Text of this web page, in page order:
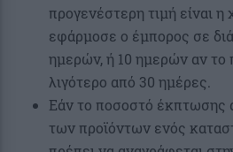
προγενέστερη τιμή είναι
εφάρμοσε ο έμπορος σε
ημερών, ή 10 ημερών αν το
λιγότερο από 30 ημέρες.
Εάν το ποσοστό έκπτωσης
των προϊόντων ενός